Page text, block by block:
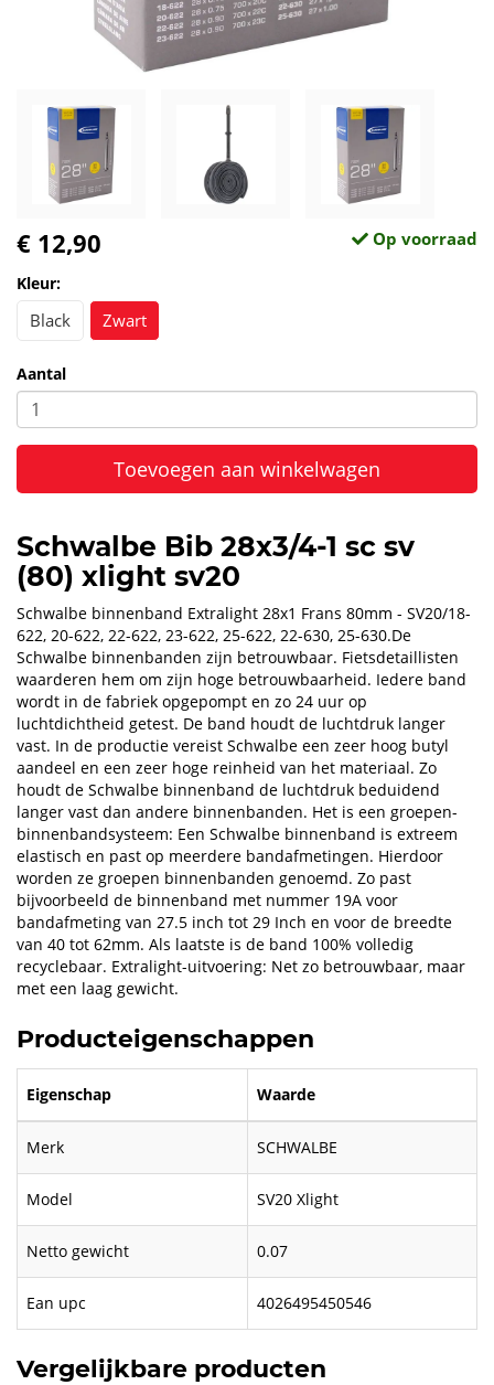
€ 12,90 Op voorraad
Kleur:
Black Zwart
Aantal
Toevoegen aan winkelwagen
Schwalbe Bib 28x3/4-1 sc sv
(80) xlight sv20
Schwalbe binnenband Extralight 28x1 Frans 80mm - SV20/18-
622, 20-622, 22-622, 23-622, 25-622, 22-630, 25-630.De
Schwalbe binnenbanden zijn betrouwbaar. Fietsdetaillisten
waarderen hem om zijn hoge betrouwbaarheid. Iedere band
wordt in de fabriek opgepompt en zo 24 uur op
luchtdichtheid getest. De band houdt de luchtdruk langer
vast. In de productie vereist Schwalbe een zeer hoog butyl
aandeel en een zeer hoge reinheid van het materiaal. Zo
houdt de Schwalbe binnenband de luchtdruk beduidend
langer vast dan andere binnenbanden. Het is een groepen-
binnenbandsysteem: Een Schwalbe binnenband is extreem
elastisch en past op meerdere bandafmetingen. Hierdoor
worden ze groepen binnenbanden genoemd. Zo past
bijvoorbeeld de binnenband met nummer 19A voor
bandafmeting van 27.5 inch tot 29 Inch en voor de breedte
van 40 tot 62mm. Als laatste is de band 100% volledig
recyclebaar. Extralight-uitvoering: Net zo betrouwbaar, maar
met een laag gewicht.
Producteigenschappen
Eigenschap Waarde
Merk SCHWALBE
Model SV20 Xlight
Netto gewicht 0.07
Ean upc 4026495450546
Vergelijkbare producten